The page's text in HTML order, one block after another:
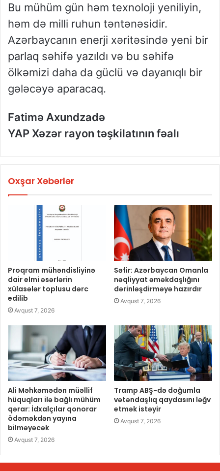
Bu mühüm gün həm texnoloji yeniliyin,
həm də milli ruhun təntənəsidir.
Azərbaycanın enerji xəritəsində yeni bir
parlaq səhifə yazıldı və bu səhifə
ölkəmizi daha da güclü və dayanıqlı bir
gələcəyə aparacaq.
Fatimə Axundzadə
YAP Xəzər rayon təşkilatının fəalı
Oxşar Xəbərlər
Proqram mühəndisliyinə
dair elmi əsərlərin
xülasələr toplusu dərc
edilib
Avqust 7, 2026
Səfir: Azərbaycan Omanla
nəqliyyat əməkdaşlığını
dərinləşdirməyə hazırdır
Avqust 7, 2026
Ali Məhkəmədən müəllif
hüquqları ilə bağlı mühüm
qərar: İdxalçılar qonorar
ödəməkdən yayına
bilməyəcək
Avqust 7, 2026
Tramp ABŞ-də doğumla
vətəndaşlıq qaydasını ləğv
etmək istəyir
Avqust 7, 2026